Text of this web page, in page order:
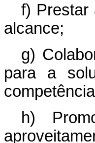
f) Prestar
alcance;
g)
para a
h)